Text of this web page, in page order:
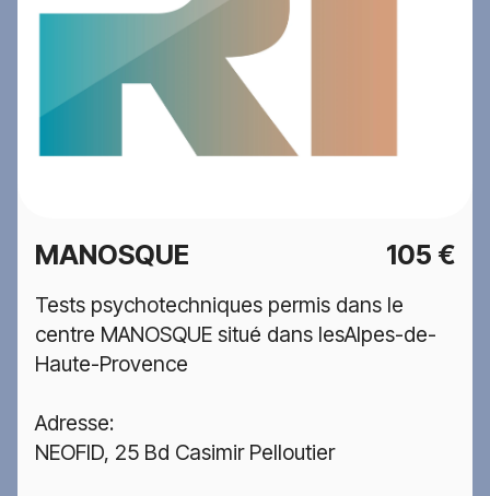
MANOSQUE 105 €
Tests psychotechniques permis dans le
centre MANOSQUE situé dans lesAlpes-de-
Haute-Provence
Adresse:
NEOFID, 25 Bd Casimir Pelloutier